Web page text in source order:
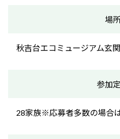
場
秋吉台エコミュージアム玄関
参加
28家族※応募者多数の場合